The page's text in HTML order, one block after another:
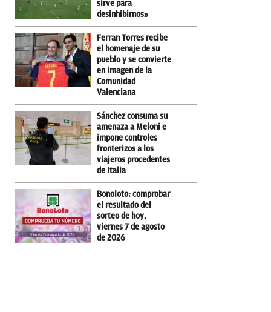
sirve para
desinhibirnos»
Ferran Torres recibe
el homenaje de su
pueblo y se convierte
en imagen de la
Comunidad
Valenciana
Sánchez consuma su
amenaza a Meloni e
impone controles
fronterizos a los
viajeros procedentes
de Italia
Bonoloto: comprobar
el resultado del
sorteo de hoy,
viernes 7 de agosto
de 2026